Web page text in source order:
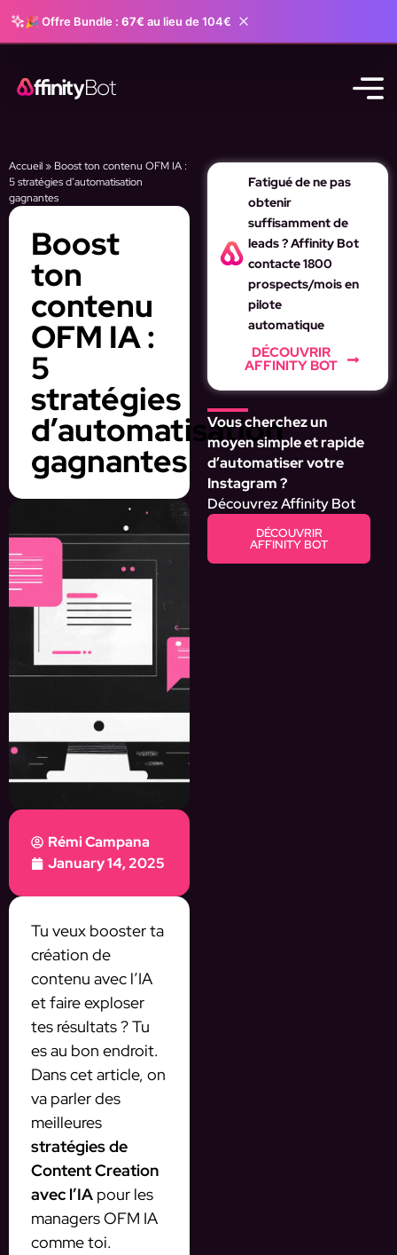
🎉 Offre Bundle : 67€ au lieu de 104€
Accueil» Boost ton contenu OFM IA :
5 stratégies d’automatisation
gagnantes
Boost
ton
contenu
OFM IA :
5
stratégies
d’automatisation
gagnantes
Rémi Campana
January 14, 2025
Tu veux booster ta
création de
contenu avec l’IA
et faire exploser
tes résultats ? Tu
es au bon endroit.
Dans cet article, on
va parler des
meilleures
stratégies de
Content Creation
avec l’IA pour les
managers OFM IA
comme toi.
Fatigué de ne pas
obtenir
suffisamment de
leads ? Affinity Bot
contacte 1800
prospects/mois en
pilote
automatique
DÉCOUVRIR
AFFINITY BOT
Vous cherchez un
moyen simple et rapide
d’automatiser votre
Instagram ?
Découvrez Affinity Bot
DÉCOUVRIR
AFFINITY BOT